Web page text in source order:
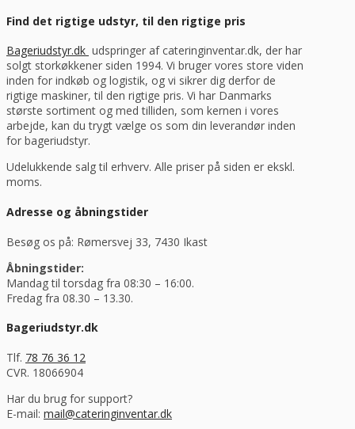
Find det rigtige udstyr, til den rigtige pris
Bageriudstyr.dk udspringer af cateringinventar.dk, der har
solgt storkøkkener siden 1994. Vi bruger vores store viden
inden for indkøb og logistik, og vi sikrer dig derfor de
rigtige maskiner, til den rigtige pris. Vi har Danmarks
største sortiment og med tilliden, som kernen i vores
arbejde, kan du trygt vælge os som din leverandør inden
for bageriudstyr.
Udelukkende salg til erhverv. Alle priser på siden er ekskl.
moms.
Adresse og åbningstider
Besøg os på: Rømersvej 33, 7430 Ikast
Åbningstider:
Mandag til torsdag fra 08:30 – 16:00.
Fredag fra 08.30 – 13.30.
Bageriudstyr.dk
Tlf. 78 76 36 12
CVR. 18066904
Har du brug for support?
E-mail: mail@cateringinventar.dk